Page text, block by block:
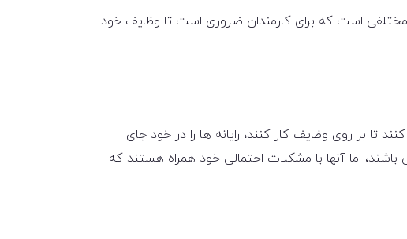
است که برای کارمندان ضروری است تا وظایف خود
تا بر روی وظایف کار کنند، رایانه ها را در خود جای
اما آنها با مشکلات احتمالی خود همراه هستند که